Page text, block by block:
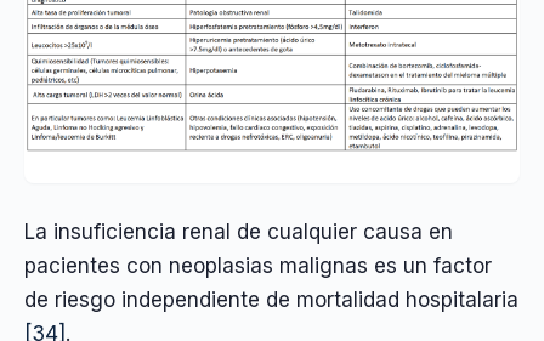
La insuficiencia renal de cualquier causa en
pacientes con neoplasias malignas es un factor
de riesgo independiente de mortalidad hospitalaria
[34] .